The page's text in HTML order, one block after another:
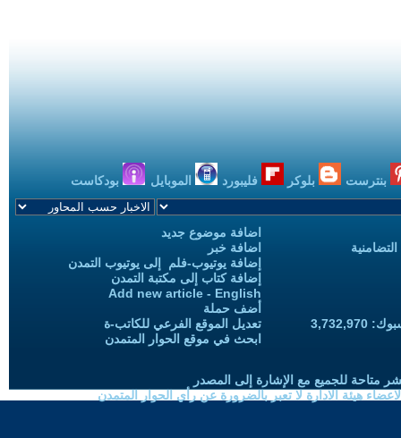
بنترست بلوكر فليبورد الموبايل بودكاست
اضافة موضوع جديد
اضافة خبر
إضافة يوتيوب-فلم إلى يوتيوب التمدن
إضافة كتاب إلى مكتبة التمدن
Add new article - English
أضف حملة
تعديل الموقع الفرعي للكاتب-ة
ابحث في موقع الحوار المتمدن
متاحة للجميع مع الإشارة إلى المصدر
هيئة الادارة لا تعبر بالضرورة عن رأي الحوار المتمدن